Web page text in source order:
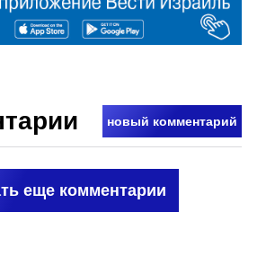
новый комментарий
еще комментарии